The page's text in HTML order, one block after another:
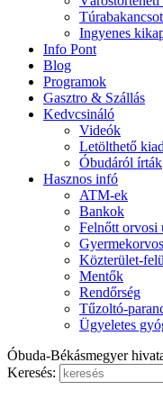
Ingyenes
Info Pont
Blog
Programok
Gasztro & Szállás
Kedvcsináló
Videók
Letölthető
Óbudáról írták
Hasznos infó
ATM-ek
Bankok
Felnőtt orvosi
Közterület-
Mentők
Rendőrség
Tűzoltó-
Ügyeletes
Óbuda-Békásmegyer
Keresés: